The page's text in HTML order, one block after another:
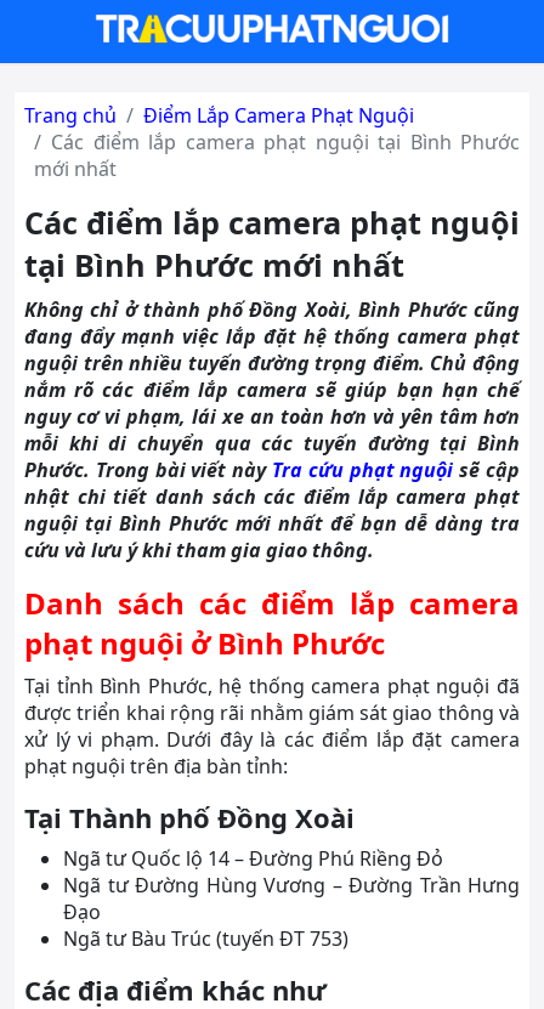
Trang chủ
Điểm Lắp Camera Phạt Nguội
Các điểm lắp camera phạt nguội tại Bình Phước
mới nhất
Các điểm lắp camera phạt nguội
tại Bình Phước mới nhất
Không chỉ ở thành phố Đồng Xoài, Bình Phước cũng
đang đẩy mạnh việc lắp đặt hệ thống camera phạt
nguội trên nhiều tuyến đường trọng điểm. Chủ động
nắm rõ các điểm lắp camera sẽ giúp bạn hạn chế
nguy cơ vi phạm, lái xe an toàn hơn và yên tâm hơn
mỗi khi di chuyển qua các tuyến đường tại Bình
Phước. Trong bài viết này Tra cứu phạt nguội sẽ cập
nhật chi tiết danh sách các điểm lắp camera phạt
nguội tại Bình Phước mới nhất để bạn dễ dàng tra
cứu và lưu ý khi tham gia giao thông.
Danh sách các điểm lắp camera
phạt nguội ở Bình Phước
Tại tỉnh Bình Phước, hệ thống camera phạt nguội đã
được triển khai rộng rãi nhằm giám sát giao thông và
xử lý vi phạm. Dưới đây là các điểm lắp đặt camera
phạt nguội trên địa bàn tỉnh:
Tại Thành phố Đồng Xoài
Ngã tư Quốc lộ 14 – Đường Phú Riềng Đỏ
Ngã tư Đường Hùng Vương – Đường Trần Hưng
Đạo
Ngã tư Bàu Trúc (tuyến ĐT 753)
Các địa điểm khác như